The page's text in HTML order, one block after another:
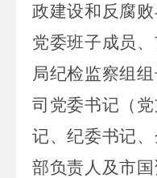
政建设和反腐
党委班子成员
局纪检监察组
司党委书记（
记、纪委书记
部负责人及市